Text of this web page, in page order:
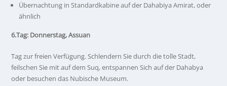
Übernachtung in Standardkabine auf der Dahabiya Amirat, oder
ähnlich
6.Tag: Donnerstag, Assuan
Tag zur freien Verfügung. Schlendern Sie durch die tolle Stadt,
feilschen Sie mit auf dem Suq, entspannen Sich auf der Dahabya
oder besuchen das Nubische Museum.